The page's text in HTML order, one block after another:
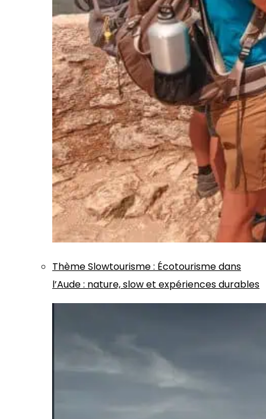
ThèmeSlowtourisme: Écotourisme dans
l’Aude : nature, slow et expériences durables